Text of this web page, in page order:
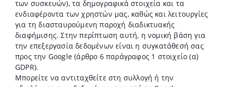
των συσκευών), τα δημογραφικά στοιχεία και τα
ενδιαφέροντα των χρηστών μας, καθώς και λειτουργίες
για τη διασταυρούμενη παροχή διαδικτυακής
διαφήμισης. Στην περίπτωση αυτή, η νομική βάση για
την επεξεργασία δεδομένων είναι η συγκατάθεσή σας
προς την Google (άρθρο 6 παράγραφος 1 στοιχείο (α)
GDPR).
Μπορείτε να αντιταχθείτε στη συλλογή ή την